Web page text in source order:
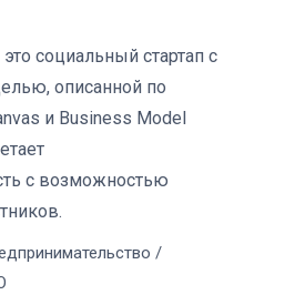
социальный стартап с
описанной по
и Business Model
с возможностью
/